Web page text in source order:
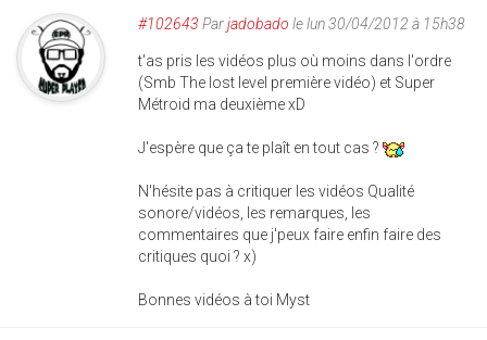
#102643 Parjadobado le lun 30/04/2012 à 15h38
t'as pris les vidéos plus où moins dans l'ordre
(Smb The lost level première vidéo) et Super
Métroid ma deuxième xD
J'espère que ça te plaît en tout cas ?
N'hésite pas à critiquer les vidéos Qualité
sonore/vidéos, les remarques, les
commentaires que j'peux faire enfin faire des
critiques quoi ? x)
Bonnes vidéos à toi Myst